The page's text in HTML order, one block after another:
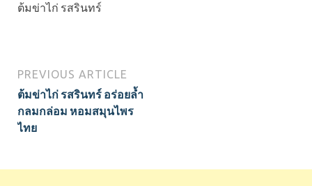
ต้มข่าไก่ รสรินทร์
PREVIOUS ARTICLE
ต้มข่าไก่ รสรินทร์ อร่อยล้ำ
กลมกล่อม หอมสมุนไพร
ไทย